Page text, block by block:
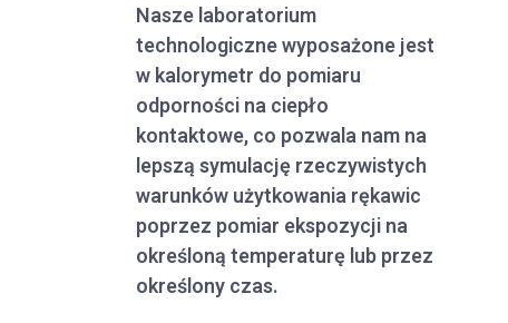
Nasze laboratorium
technologiczne wyposażone jest
w kalorymetr do pomiaru
odporności na ciepło
kontaktowe, co pozwala nam na
lepszą symulację rzeczywistych
warunków użytkowania rękawic
poprzez pomiar ekspozycji na
określoną temperaturę lub przez
określony czas.